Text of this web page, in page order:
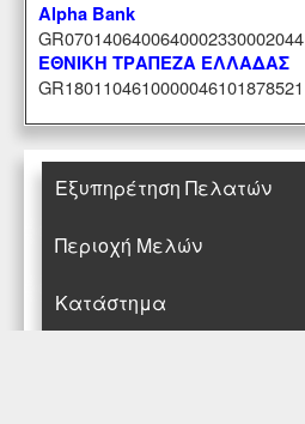
Alpha Bank
GR0701406400640002330002044
ΕΘΝΙΚΗ ΤΡΑΠΕΖΑ ΕΛΛΑΔΑΣ
GR1801104610000046101878521
Εξυπηρέτηση Πελατών
Περιοχή Mελών
Κατάστημα